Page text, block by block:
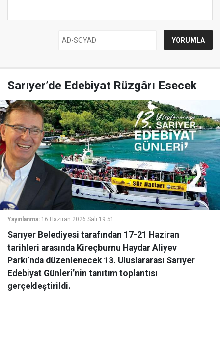
Sarıyer’de Edebiyat Rüzgârı Esecek
Yayınlanma: 16 Haziran 2026 Salı 19:51
Sarıyer Belediyesi tarafından 17-21 Haziran
tarihleri arasında Kireçburnu Haydar Aliyev
Parkı’nda düzenlenecek 13. Uluslararası Sarıyer
Edebiyat Günleri’nin tanıtım toplantısı
gerçekleştirildi.